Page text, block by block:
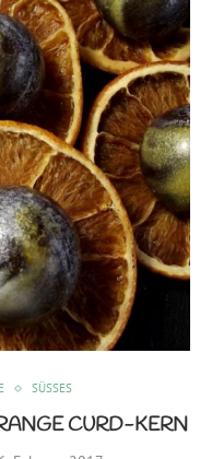
SÜSSES
CURD-KERN